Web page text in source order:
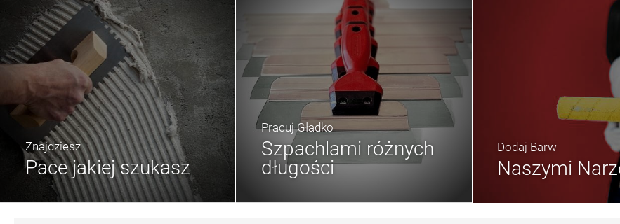
Dodaj Barw
Naszymi
Znajdziesz
Pace jakiej szukasz
Pracuj Gładko
Szpachlami różnych
długości